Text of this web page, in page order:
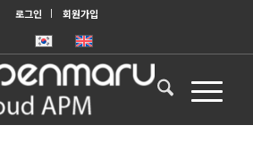
로그인 회원가입